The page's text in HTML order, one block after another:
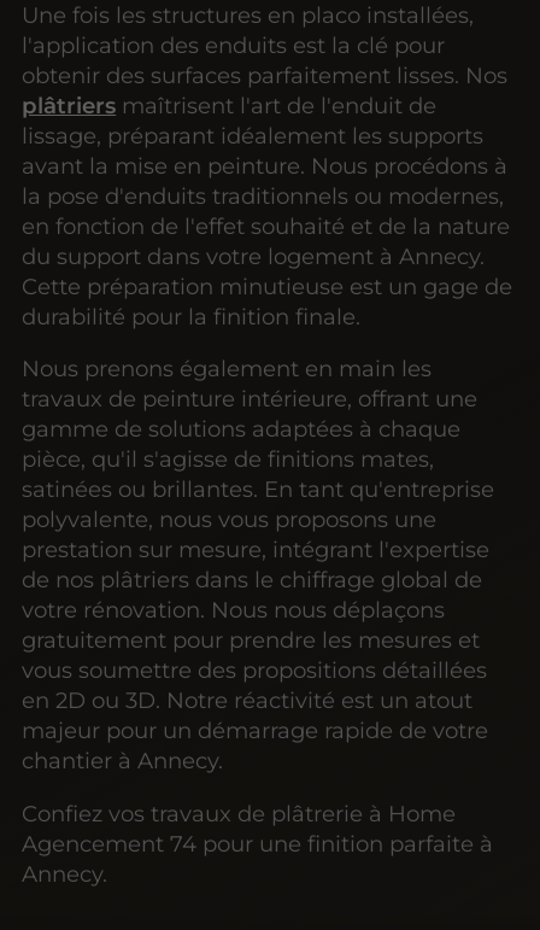
Une fois les structures en placo installées,
l'application des enduits est la clé pour
obtenir des surfaces parfaitement lisses. Nos
plâtriers maîtrisent l'art de l'enduit de
lissage, préparant idéalement les supports
avant la mise en peinture. Nous procédons à
la pose d'enduits traditionnels ou modernes,
en fonction de l'effet souhaité et de la nature
du support dans votre logement à Annecy.
Cette préparation minutieuse est un gage de
durabilité pour la finition finale.
Nous prenons également en main les
travaux de peinture intérieure, offrant une
gamme de solutions adaptées à chaque
pièce, qu'il s'agisse de finitions mates,
satinées ou brillantes. En tant qu'entreprise
polyvalente, nous vous proposons une
prestation sur mesure, intégrant l'expertise
de nos plâtriers dans le chiffrage global de
votre rénovation. Nous nous déplaçons
gratuitement pour prendre les mesures et
vous soumettre des propositions détaillées
en 2D ou 3D. Notre réactivité est un atout
majeur pour un démarrage rapide de votre
chantier à Annecy.
Confiez vos travaux de plâtrerie à Home
Agencement 74 pour une finition parfaite à
Annecy.